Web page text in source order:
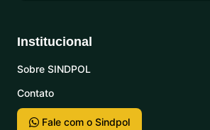
Institucional
Sobre SINDPOL
Contato
Fale com o Sindpol